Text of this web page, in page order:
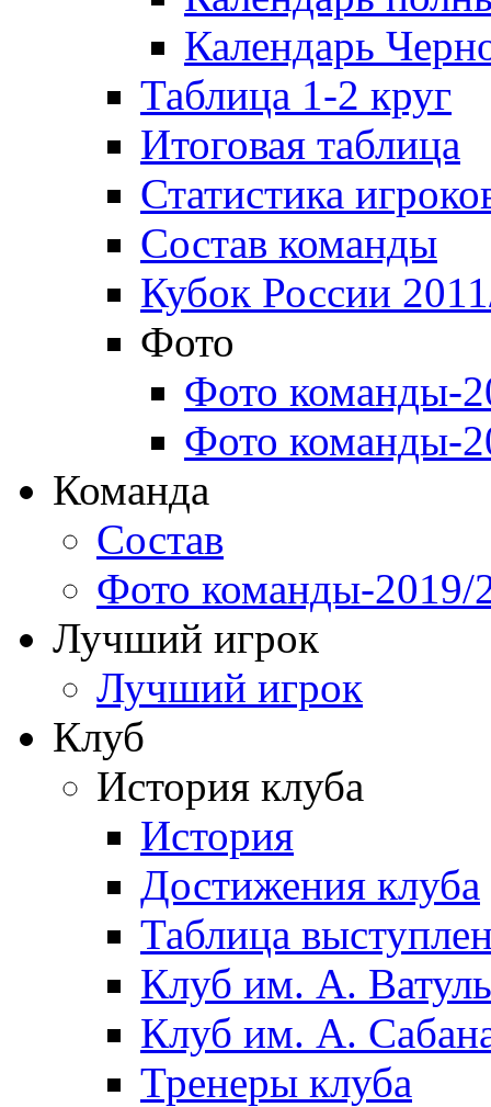
Календарь
Таблица 1-2 круг
Итоговая таблица
Статистика
Состав команды
Кубок России
Фото
Фото команды-
Фото команды-
Команда
Состав
Фото команды-2019/
Лучший игрок
Лучший игрок
Клуб
История клуба
История
Достижения клуба
Таблица
Клуб им. А.
Клуб им. А.
Тренеры клуба